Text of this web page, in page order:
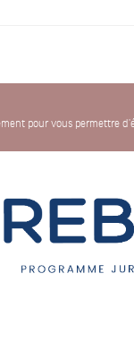
pour vous permettre